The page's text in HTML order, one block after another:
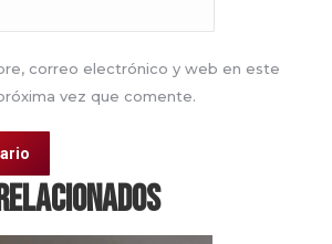
correo electrónico y web en este
vez que comente.